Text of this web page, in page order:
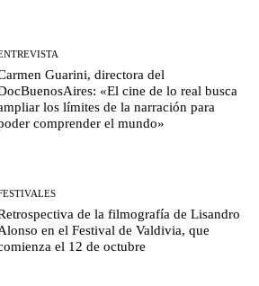
Guarini, directora del
«El cine de lo real busca
los límites de la narración para
comprender el mundo»
de la filmografía de Lisandro
en el Festival de Valdivia, que
el 12 de octubre